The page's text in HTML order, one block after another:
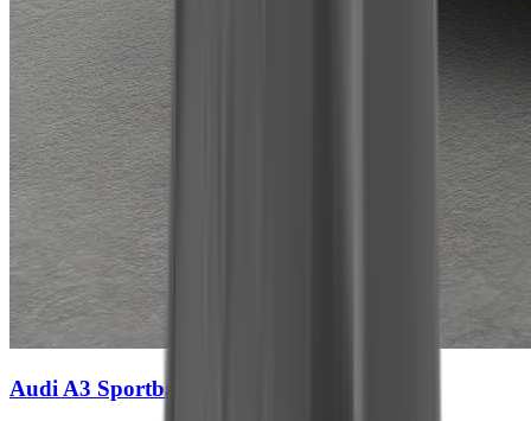
Audi A3 Sportback